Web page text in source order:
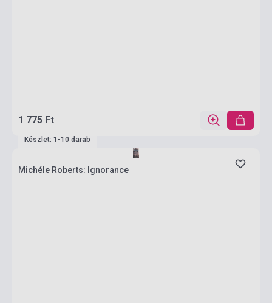
1 775 Ft
Készlet: 1-10 darab
Michéle Roberts: Ignorance